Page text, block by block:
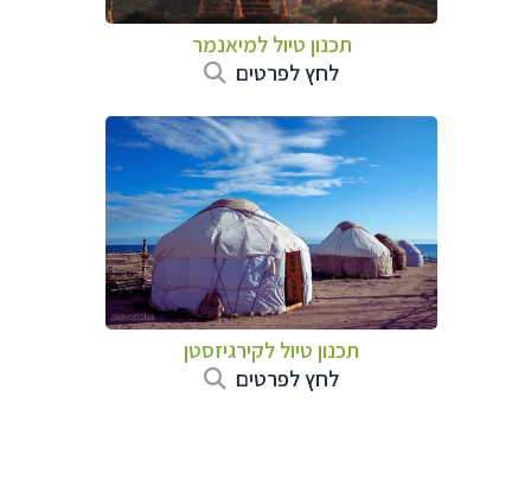
תכנון טיול למיאנמר
לחץ לפרטים
תכנון טיול לקירגיזסטן
לחץ לפרטים